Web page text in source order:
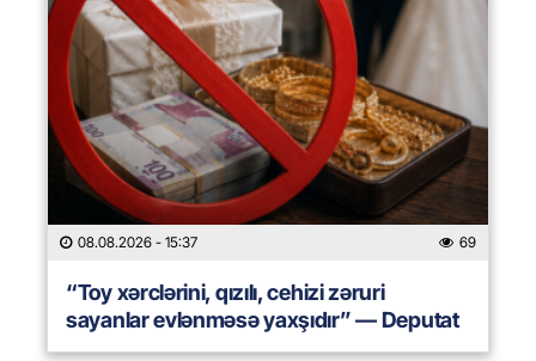
08.08.2026 - 15:37 69
“Toy xərclərini, qızılı, cehizi zəruri
sayanlar evlənməsə yaxşıdır” — Deputat